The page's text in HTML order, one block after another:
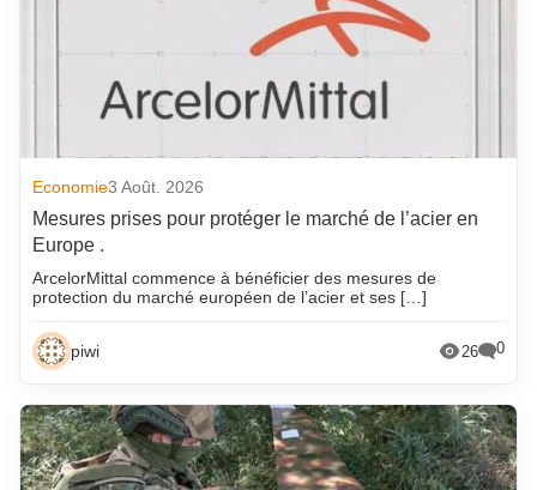
Economie3 Août. 2026
Mesures prises pour protéger le marché de l’acier en
Europe .
ArcelorMittal commence à bénéficier des mesures de
protection du marché européen de l’acier et ses […]
piwi 26 0